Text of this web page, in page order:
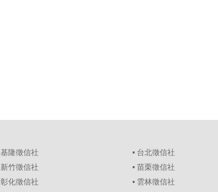
基隆徵信社 ▪ 台北徵信社
新竹徵信社 ▪ 苗栗徵信社
彰化徵信社 ▪ 雲林徵信社